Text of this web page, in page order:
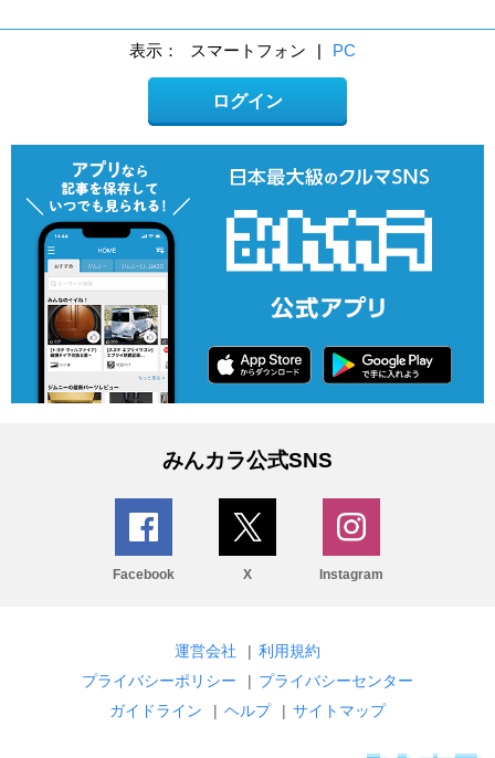
表示： スマートフォン | PC
ログイン
みんカラ公式SNS
Facebook X Instagram
運営会社 | 利用規約
プライバシーポリシー
| プライバシーセンター
ガイドライン
| ヘルプ | サイトマップ